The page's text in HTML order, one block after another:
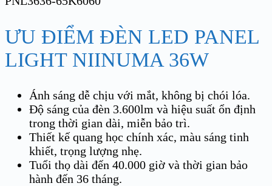
ƯU ĐIỂM ĐÈN LED PANEL
LIGHT NIINUMA 36W
Ánh sáng dễ chịu với mắt, không bị chói lóa.
Độ sáng của đèn 3.600lm và hiệu suất ổn định
trong thời gian dài, miễn bảo trì.
Thiết kế quang học chính xác, màu sáng tinh
khiết, trọng lượng nhẹ.
Tuổi thọ dài đến 40.000 giờ và thời gian bảo
hành đến 36 tháng.